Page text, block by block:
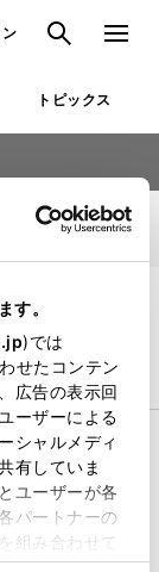
す。
)では
せたコンテン
広告の表示回
ーザーによる
シャルメディ
有していま
ユーザーが各
パートナーの
組み合わせて
用を続行する
検索 メニュ
トピックス
車種選択